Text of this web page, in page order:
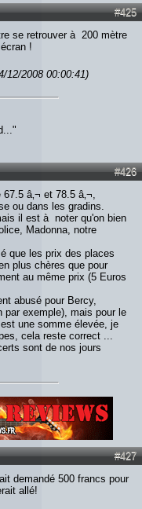
#425
se retrouver à 200 mètre
!
12/2008 00:00:41)
#426
â‚¬ et 78.5 â‚¬,
ou dans les gradins.
il est à noter qu'on bien
Madonna, notre
que les prix des places
plus chères que pour
au même prix (5 Euros
abusé pour Bercy,
par exemple), mais pour le
une somme élevée, je
cela reste correct ...
sont de nos jours
#427
demandé 500 francs pour
allé!